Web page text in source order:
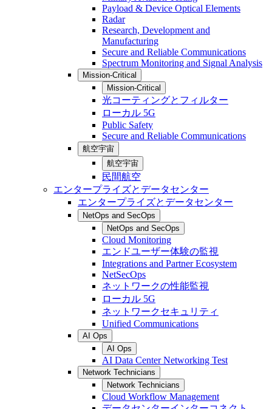
Payload & Device Optical Elements
Radar
Research, Development and
Manufacturing
Secure and Reliable Communications
Spectrum Monitoring and Signal Analysis
Mission-Critical
Mission-Critical
光コーティングとフィルター
ローカル 5G
Public Safety
Secure and Reliable Communications
航空宇宙
航空宇宙
民間航空
エンタープライズとデータセンター
エンタープライズとデータセンター
NetOps and SecOps
NetOps and SecOps
Cloud Monitoring
エンドユーザー体験の監視
Integrations and Partner Ecosystem
NetSecOps
ネットワークの性能監視
ローカル 5G
ネットワークセキュリティ
Unified Communications
AI Ops
AI Ops
AI Data Center Networking Test
Network Technicians
Network Technicians
Cloud Workflow Management